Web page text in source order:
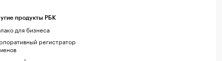
продукты РБК
для бизнеса
регистратор